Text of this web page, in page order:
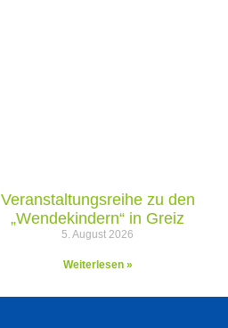
Veranstaltungsreihe zu den
„Wendekindern“ in Greiz
5. August 2026
Weiterlesen »